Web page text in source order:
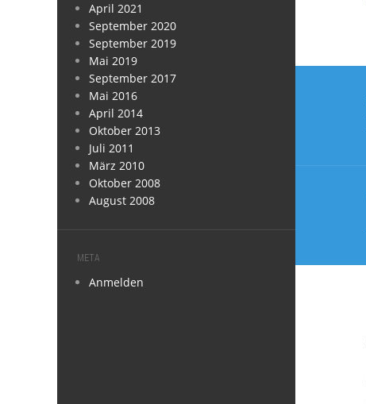
April 2021
September 2020
September 2019
Mai 2019
September 2017
Mai 2016
April 2014
Oktober 2013
Juli 2011
März 2010
Oktober 2008
August 2008
META
Anmelden